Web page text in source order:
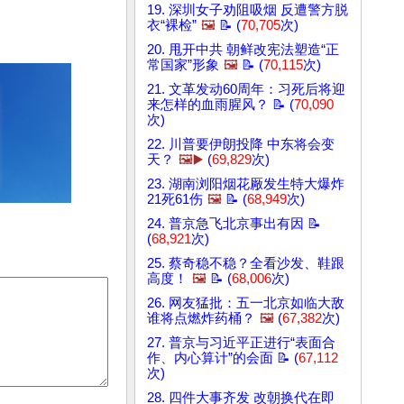
19. 深圳女子劝阻吸烟 反遭警方脱
衣“裸检” 🖼️ 📝 (70,705次)
20. 甩开中共 朝鲜改宪法塑造“正
常国家”形象 🖼️ 📝 (70,115次)
21. 文革发动60周年：习死后将迎
来怎样的血雨腥风？ 📝 (70,090
次)
22. 川普要伊朗投降 中东将会变
天？ 🖼️▶️ (69,829次)
23. 湖南浏阳烟花厰发生特大爆炸
21死61伤 🖼️ 📝 (68,949次)
24. 普京急飞北京事出有因 📝
(68,921次)
25. 蔡奇稳不稳？全看沙发、鞋跟
高度！
🖼️ 📝 (68,006次)
26. 网友猛批：五一北京如临大敌
谁将点燃炸药桶？ 🖼️ (67,382次)
27. 普京与习近平正进行“表面合
作、内心算计”的会面 📝 (67,112
次)
28. 四件大事齐发 改朝换代在即